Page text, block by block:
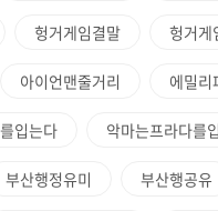
헝거게임결말 헝거게
아이언맨줄거리 에밀리
입는다 악마는프라다를
부산행정유미 부산행공유